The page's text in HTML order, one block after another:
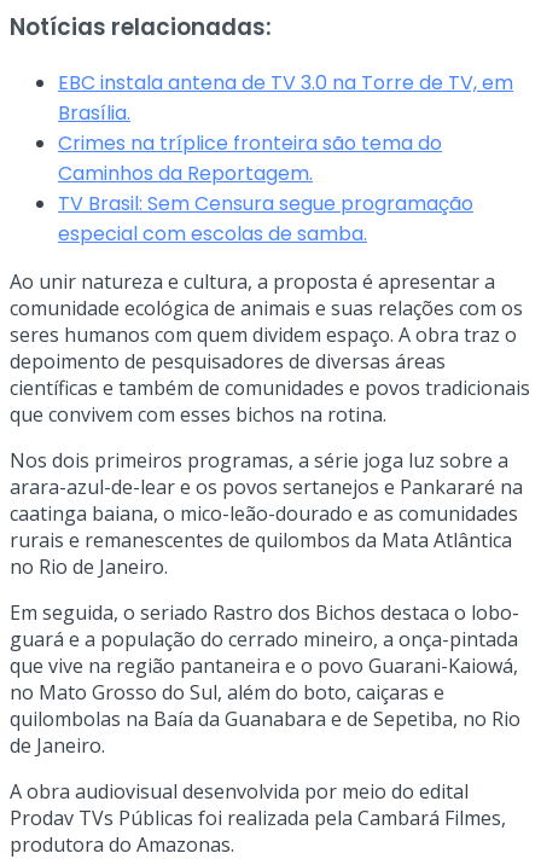
Notícias relacionadas:
EBC instala antena de TV 3.0 na Torre de TV, em
Brasília.
Crimes na tríplice fronteira são tema do
Caminhos da Reportagem.
TV Brasil: Sem Censura segue programação
especial com escolas de samba.
Ao unir natureza e cultura, a proposta é apresentar a
comunidade ecológica de animais e suas relações com os
seres humanos com quem dividem espaço. A obra traz o
depoimento de pesquisadores de diversas áreas
científicas e também de comunidades e povos tradicionais
que convivem com esses bichos na rotina.
Nos dois primeiros programas, a série joga luz sobre a
arara-azul-de-lear e os povos sertanejos e Pankararé na
caatinga baiana, o mico-leão-dourado e as comunidades
rurais e remanescentes de quilombos da Mata Atlântica
no Rio de Janeiro.
Em seguida, o seriado Rastro dos Bichos destaca o lobo-
guará e a população do cerrado mineiro, a onça-pintada
que vive na região pantaneira e o povo Guarani-Kaiowá,
no Mato Grosso do Sul, além do boto, caiçaras e
quilombolas na Baía da Guanabara e de Sepetiba, no Rio
de Janeiro.
A obra audiovisual desenvolvida por meio do edital
Prodav TVs Públicas foi realizada pela Cambará Filmes,
produtora do Amazonas.